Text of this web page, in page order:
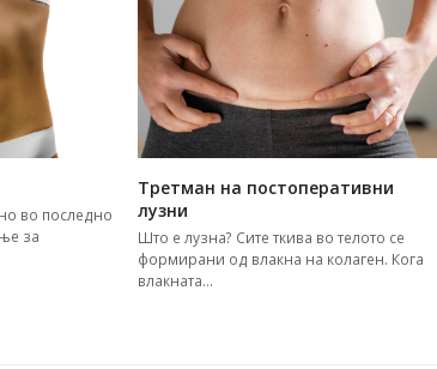
во последно
за
Третман на постоперативни
лузни
Што е лузна? Сите ткива во телото се
формирани од влакна на колаген. Кога
влакната…